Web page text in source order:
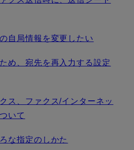
自局情報を変更したい
め、宛先を再入力する設定
ス、ファクス/インターネッ
いて
な指定のしかた